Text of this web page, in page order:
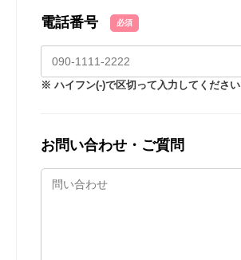
電話番号 必須
※ ハイフン(-)で区切って入力してください
お問い合わせ・ご質問